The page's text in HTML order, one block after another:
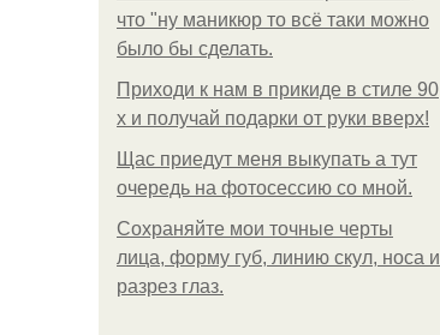
что "ну маникюр то всё таки можно
было бы сделать.
Приходи к нам в прикиде в стиле 90
х и получай подарки от руки вверх!
Щас приедут меня выкупать а тут
очередь на фотосессию со мной.
Сохраняйте мои точные черты
лица, форму губ, линию скул, носа и
разрез глаз.